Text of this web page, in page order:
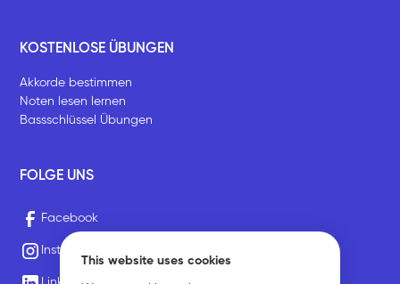
This website uses cookies
KOSTENLOSE ÜBUNGEN
Akkorde bestimmen
Noten lesen lernen
Bassschlüssel Übungen
FOLGE UNS
Facebook
Instagram